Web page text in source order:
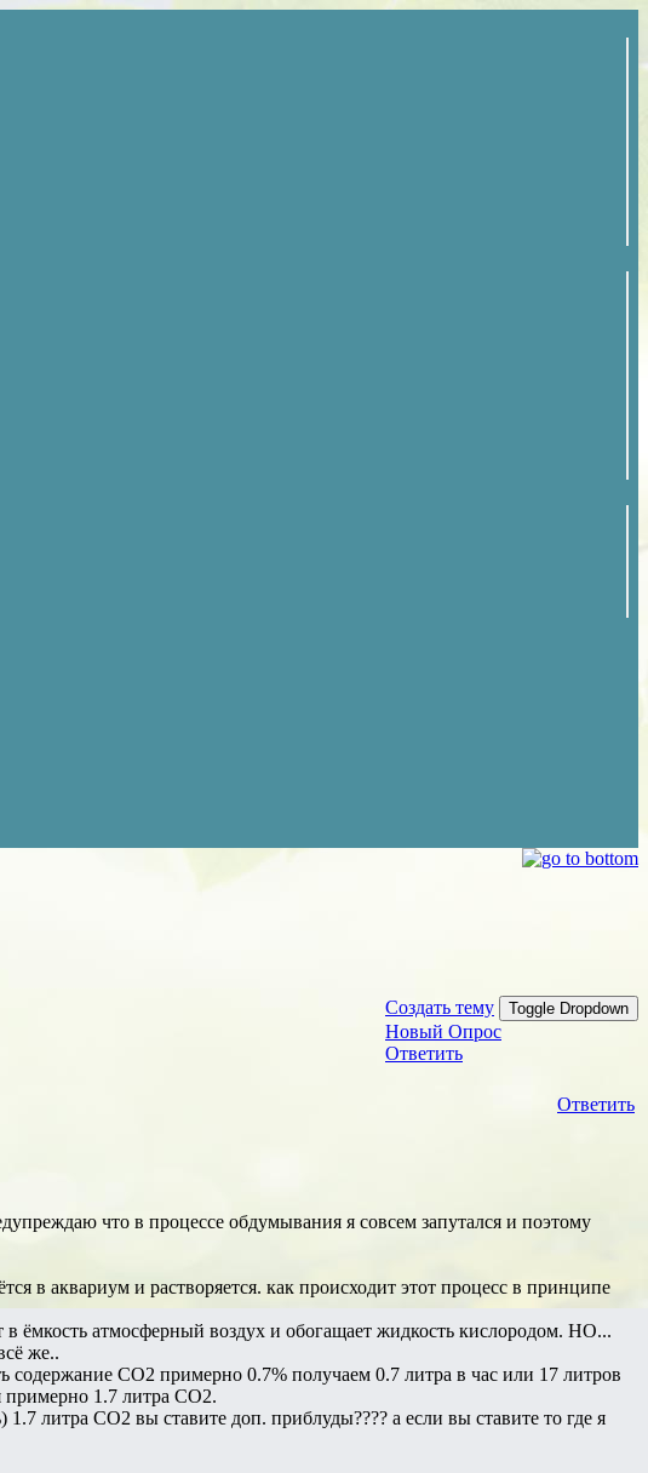
Создать тему Toggle Dropdown
Новый Опрос
Ответить
Ответить
что в процессе обдумывания я совсем запутался и поэтому
в аквариум и растворяется. как происходит этот процесс в принципе
в ёмкость атмосферный воздух и обогащает жидкость кислородом. НО...
же..
содержание СО2 примерно 0.7% получаем 0.7 литра в час или 17 литров
примерно 1.7 литра СО2.
литра СО2 вы ставите доп. приблуды???? а если вы ставите то где я